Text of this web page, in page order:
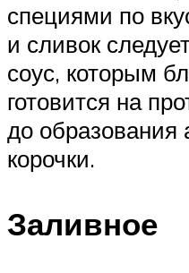
специями по
и сливок
соус, которым
готовится на
до образования
корочки.
Заливное